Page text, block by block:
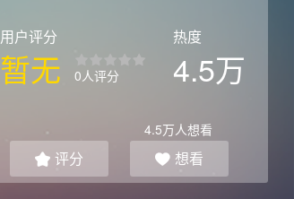
用户评分
暂无 0人评分
热度
4.5万
4.5万人想看
 评分  想看